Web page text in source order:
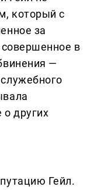
который с
за
совершенное в
—
других
Гейл.